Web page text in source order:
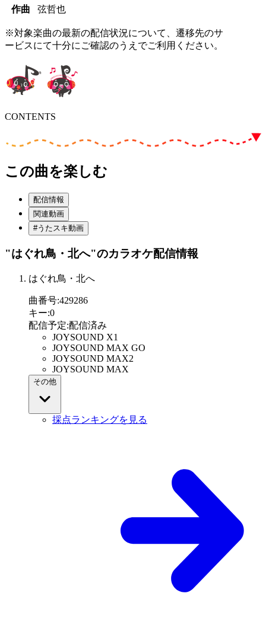
作曲
弦哲也
※対象楽曲の最新の配信状況について、遷移先のサ
ービスにて十分にご確認のうえでご利用ください。
CONTENTS
この曲を楽しむ
配信情報
関連動画
#うたスキ動画
"はぐれ鳥・北へ"のカラオケ配信情報
はぐれ鳥・北へ
曲番号:429286
キー:0
配信予定:配信済み
JOYSOUND X1
JOYSOUND MAX GO
JOYSOUND MAX2
JOYSOUND MAX
その他
採点ランキングを見る